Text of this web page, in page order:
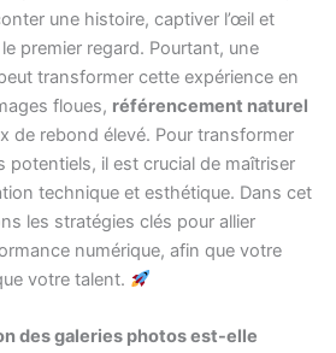
une histoire, captiver l’œil et
premier regard. Pourtant, une
transformer cette expérience en
floues, référencement naturel
de rebond élevé. Pour transformer
potentiels, il est crucial de maîtriser
technique et esthétique. Dans cet
les stratégies clés pour allier
numérique, afin que votre
votre talent.
des galeries photos est-elle